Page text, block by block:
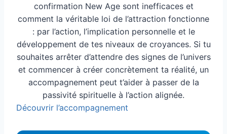
confirmation New Age sont inefficaces et
comment la véritable loi de l’attraction fonctionne
: par l’action, l’implication personnelle et le
développement de tes niveaux de croyances. Si tu
souhaites arrêter d’attendre des signes de l’univers
et commencer à créer concrètement ta réalité, un
accompagnement peut t’aider à passer de la
passivité spirituelle à l’action alignée.
Découvrir l’accompagnement